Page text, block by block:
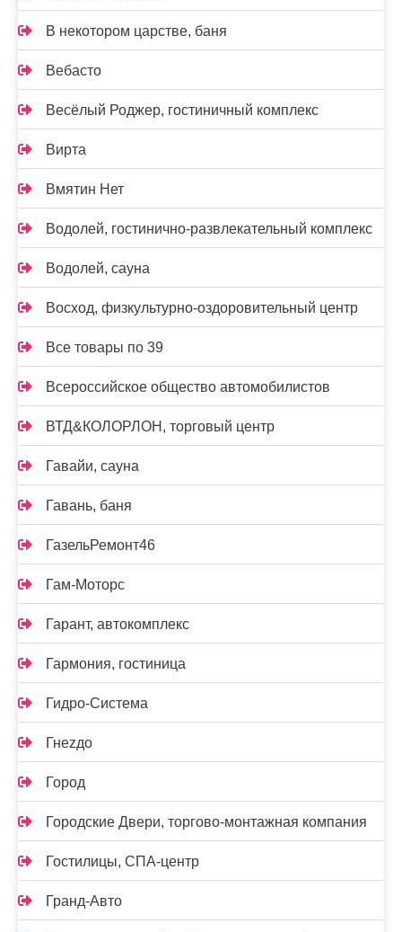
В некотором царстве, баня
Вебасто
Весёлый Роджер, гостиничный комплекс
Вирта
Вмятин Нет
Водолей, гостинично-развлекательный комплекс
Водолей, сауна
Восход, физкультурно-оздоровительный центр
Все товары по 39
Всероссийское общество автомобилистов
ВТД&КОЛОРЛОН, торговый центр
Гавайи, сауна
Гавань, баня
ГазельРемонт46
Гам-Моторс
Гарант, автокомплекс
Гармония, гостиница
Гидро-Система
Гнеzдо
Город
Городские Двери, торгово-монтажная компания
Гостилицы, СПА-центр
Гранд-Авто